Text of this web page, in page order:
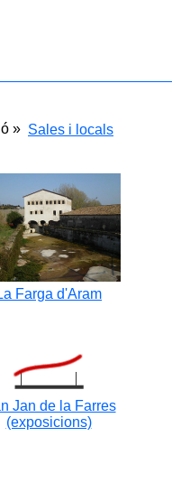
» Sales i locals
Farga d'Aram
Jan de la Farres
(exposicions)